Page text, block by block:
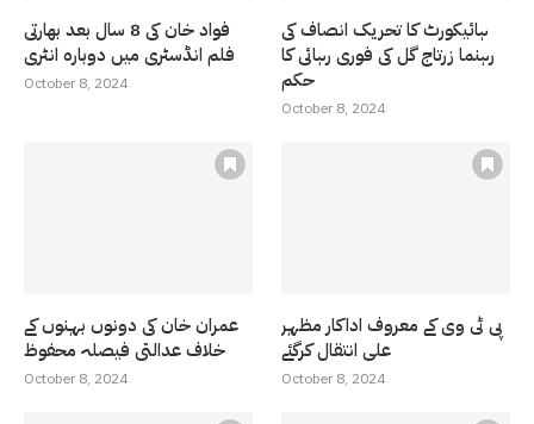
فواد خان کی 8 سال بعد بھارتی
فلم انڈسٹری میں دوبارہ انٹری
October 8, 2024
ہائیکورٹ کا تحریک انصاف کی
رہنما زرتاج گل کی فوری رہائی کا
حکم
October 8, 2024
عمران خان کی دونوں بہنوں کے
خلاف عدالتی فیصلہ محفوظ
October 8, 2024
پی ٹی وی کے معروف اداکار مظہر
علی انتقال کرگئے
October 8, 2024